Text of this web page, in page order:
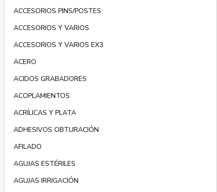
ACCESORIOS PINS/POSTES
ACCESORIOS Y VARIOS
ACCESORIOS Y VARIOS EX3
ACERO
ACIDOS GRABADORES
ACOPLAMIENTOS
ACRÍLICAS Y PLATA
ADHESIVOS OBTURACIÓN
AFILADO
AGUJAS ESTÉRILES
AGUJAS IRRIGACIÓN